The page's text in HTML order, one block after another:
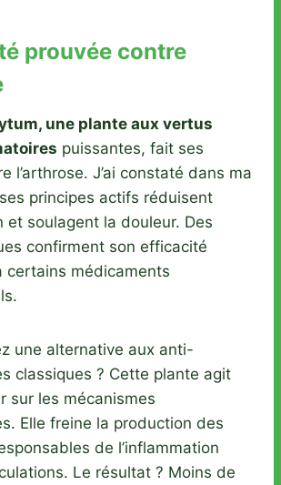
prouvée contre
une plante aux vertus
puissantes, fait ses
l’arthrose. J’ai constaté dans ma
principes actifs réduisent
et soulagent la douleur. Des
confirment son efficacité
certains médicaments
une alternative aux anti-
classiques ? Cette plante agit
sur les mécanismes
Elle freine la production des
de l’inflammation
Le résultat ? Moins de